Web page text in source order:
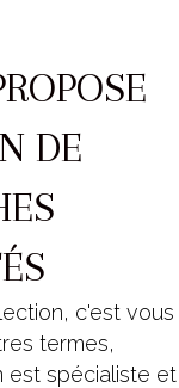
DE
c'est vous
termes,
est spécialiste et